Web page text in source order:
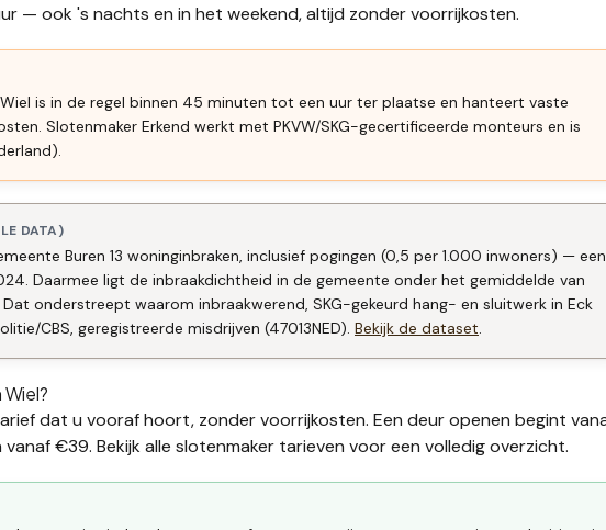
— ook 's nachts en in het weekend, altijd zonder voorrijkosten.
is in de regel binnen 45 minuten tot een uur ter plaatse en hanteert vaste
Slotenmaker Erkend werkt met PKVW/SKG-gecertificeerde monteurs en is
DATA)
Buren 13 woninginbraken, inclusief pogingen (0,5 per 1.000 inwoners) — een
Daarmee ligt de inbraakdichtheid in de gemeente onder het gemiddelde van
Dat onderstreept waarom inbraakwerend, SKG-gekeurd hang- en sluitwerk in Eck
CBS, geregistreerde misdrijven (47013NED). Bekijk de dataset.
Wiel?
dat u vooraf hoort, zonder voorrijkosten. Een deur openen begint
vanaf €39. Bekijk alle slotenmaker tarieven voor een volledig overzicht.